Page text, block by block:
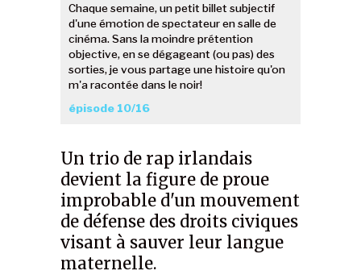
Chaque semaine, un petit billet subjectif
d'une émotion de spectateur en salle de
cinéma. Sans la moindre prétention
objective, en se dégageant (ou pas) des
sorties, je vous partage une histoire qu'on
m'a racontée dans le noir!
épisode 10/16
Un trio de rap irlandais
devient la figure de proue
improbable d'un mouvement
de défense des droits civiques
visant à sauver leur langue
maternelle.